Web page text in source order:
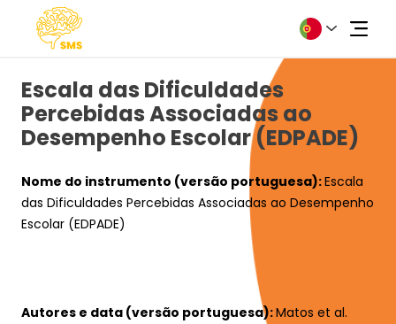
Sobre
Escala das Dificuldades
Percebidas Associadas ao
Desempenho Escolar (EDPADE)
Nome do instrumento (versão portuguesa): Escala
das Dificuldades Percebidas Associadas ao Desempenho
Escolar (EDPADE)
Autores e data (versão portuguesa): Matos et al.